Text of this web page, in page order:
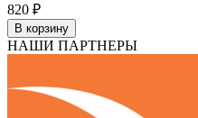
820 ₽
В корзину
НАШИ ПАРТНЕРЫ